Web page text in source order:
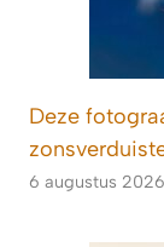
Deze
6 augustus 2026